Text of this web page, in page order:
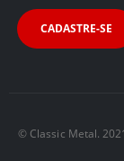
© Classic Metal.